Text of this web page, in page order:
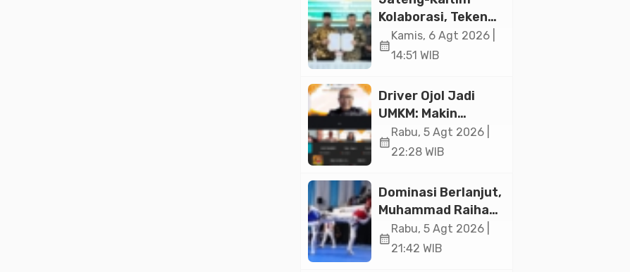
Jakarta
Kolaborasi, Teken
19 Kerja Sama
Ekonomi Senilai Rp
calendar_month
Kamis, 6 Agt 2026 |
14:51 WIB
Driver Ojol Jadi
UMKM: Makin
Sejahtera atau
Merana? Ini
Paramadina
calendar_month
Rabu, 5 Agt 2026 |
22:28 WIB
Dominasi Berlanjut,
Muhammad Raihan
Fadila Sabet Emas
Kyorugi di Asian
calendar_month
Rabu, 5 Agt 2026 |
21:42 WIB